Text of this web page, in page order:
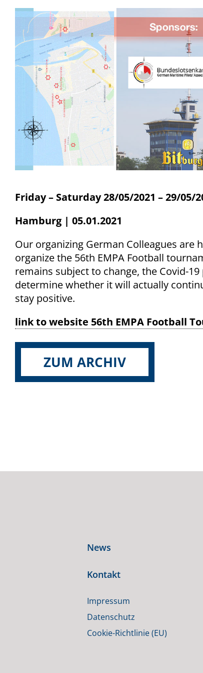
Friday – Saturday 28/05/2021 – 29/05/
Hamburg | 05.01.2021
Our organizing German Colleagues are
organize the 56th EMPA Football
remains subject to change, the Covid-
determine whether it will actually
stay positive.
link to website 56th EMPA Football
ZUM ARCHIV
News
Kontakt
Impressum
Datenschutz
Cookie-Richtlinie (EU)